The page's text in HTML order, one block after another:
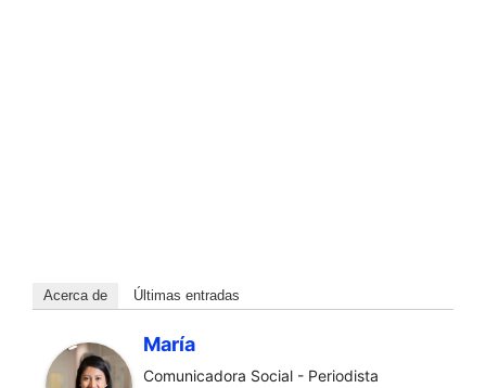
Acerca de Últimas entradas
María
Comunicadora Social - Periodista